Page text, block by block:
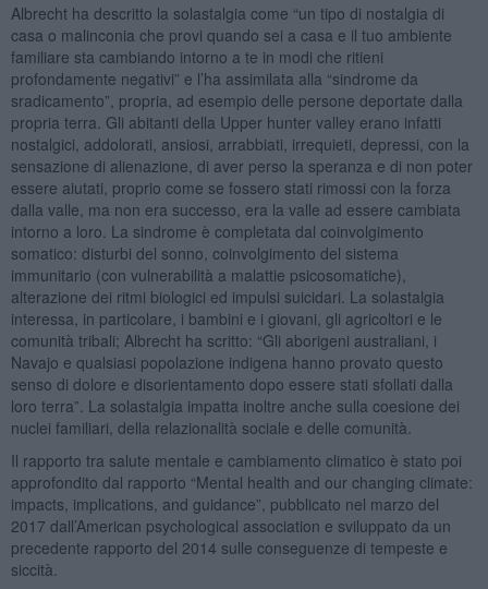
Albrecht ha descritto la solastalgia come “un tipo di nostalgia di
casa o malinconia che provi quando sei a casa e il tuo ambiente
familiare sta cambiando intorno a te in modi che ritieni
profondamente negativi” e l’ha assimilata alla “sindrome da
sradicamento”, propria, ad esempio delle persone deportate dalla
propria terra. Gli abitanti della Upper hunter valley erano infatti
nostalgici, addolorati, ansiosi, arrabbiati, irrequieti, depressi, con la
sensazione di alienazione, di aver perso la speranza e di non poter
essere aiutati, proprio come se fossero stati rimossi con la forza
dalla valle, ma non era successo, era la valle ad essere cambiata
intorno a loro. La sindrome è completata dal coinvolgimento
somatico: disturbi del sonno, coinvolgimento del sistema
immunitario (con vulnerabilità a malattie psicosomatiche),
alterazione dei ritmi biologici ed impulsi suicidari. La solastalgia
interessa, in particolare, i bambini e i giovani, gli agricoltori e le
comunità tribali; Albrecht ha scritto: “Gli aborigeni australiani, i
Navajo e qualsiasi popolazione indigena hanno provato questo
senso di dolore e disorientamento dopo essere stati sfollati dalla
loro terra”. La solastalgia impatta inoltre anche sulla coesione dei
nuclei familiari, della relazionalità sociale e delle comunità.
Il rapporto tra salute mentale e cambiamento climatico è stato poi
approfondito dal rapporto “Mental health and our changing climate:
impacts, implications, and guidance”, pubblicato nel marzo del
2017 dall’American psychological association e sviluppato da un
precedente rapporto del 2014 sulle conseguenze di tempeste e
siccità.